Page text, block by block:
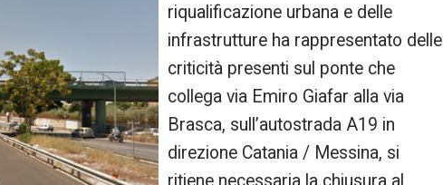
riqualificazione urbana e delle
infrastrutture ha rappresentato delle
criticità presenti sul ponte che
collega via Emiro Giafar alla via
Brasca, sull’autostrada A19 in
direzione Catania / Messina, si